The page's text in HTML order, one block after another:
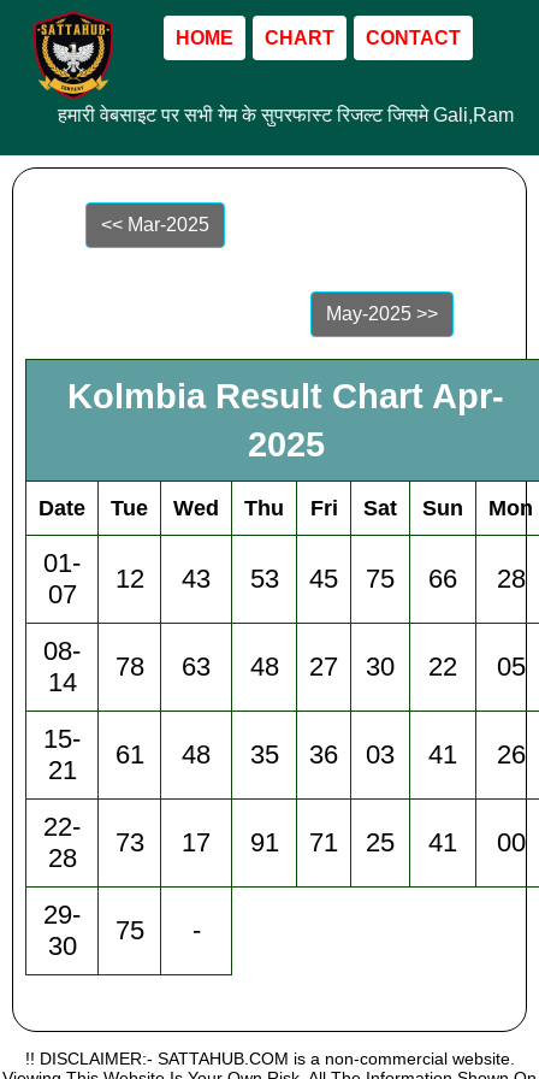
HOME CHART CONTACT
हमारी वेबसाइट पर सभी गेम के सुपरफास्ट रिजल्ट जिसमे
<< Mar-2025
May-2025 >>
Kolmbia Result Chart Apr-
2025
Date Tue Wed Thu Fri Sat Sun Mon
01-
07
12 43 53 45 75 66 28
08-
14
78 63 48 27 30 22 05
15-
21
61 48 35 36 03 41 26
22-
28
73 17 91 71 25 41 00
29-
30
75 -
!! DISCLAIMER:- SATTAHUB.COM is a non-commercial website.